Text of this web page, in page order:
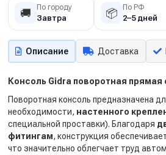
🚚 По городу
Завтра 📦 По РФ
2–5 дней
Описание Доставка
Консоль Gidra поворотная прямая
Поворотная консоль предназначена
необходимости, настенного
специальной проставки). Благодаря
фитингам, конструкция
что значительно облегчает труд